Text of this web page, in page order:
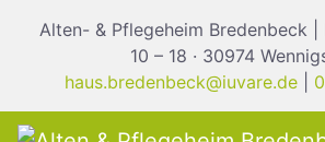
Alten- & Pflegeheim Bredenbeck |
10 – 18 · 30974
haus.bredenbeck@iuvare.de|